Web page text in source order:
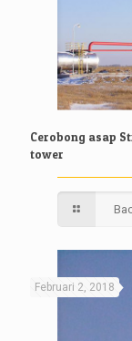
Cerobong asap
tower
Februari 2, 2018